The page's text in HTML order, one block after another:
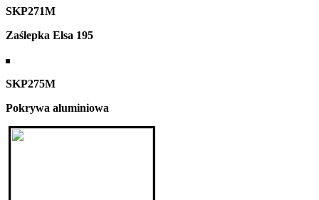
SKP271M
Zaślepka Elsa 195
SKP275M
Pokrywa aluminiowa